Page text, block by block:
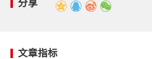
分享
文章指标